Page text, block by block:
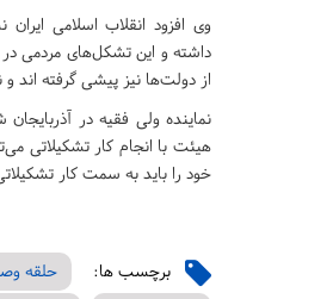
وی افزود انقلاب اسلامی
داشته و این تشکل‌های مردمی
از دولت‌ها نیز پیشی گرفته
نماینده ولی فقیه در
هیئت با انجام کار تشکیلاتی
خود را باید به سمت کار
برچسب ها: حلقه